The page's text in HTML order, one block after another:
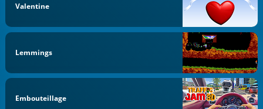
Valentine
Lemmings
Embouteillage